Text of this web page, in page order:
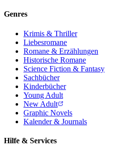
Genres
Krimis & Thriller
Liebesromane
Romane & Erzählungen
Historische Romane
Science Fiction & Fantasy
Sachbücher
Kinderbücher
Young Adult
New Adult
Graphic Novels
Kalender & Journals
Hilfe & Services